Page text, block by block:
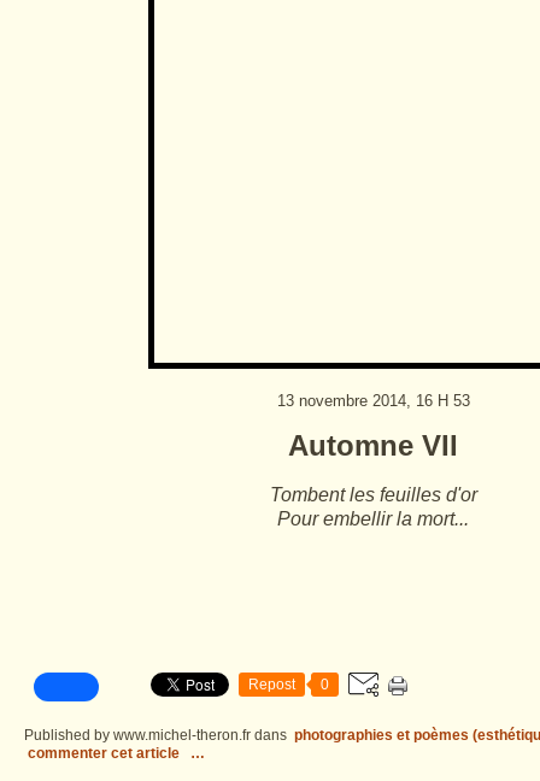
13 novembre 2014, 16 H 53
Automne VII
Tombent les feuilles d'or
Pour embellir la mort...
Repost 0
Published by www.michel-theron.fr dans photographies et poèmes
commenter cet article
…